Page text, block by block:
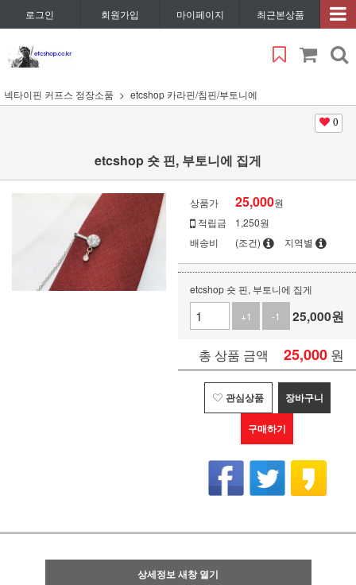
로그인 회원가입 마이페이지 최근본상품
넥타이핀 커프스 정장소품 etcshop 카라핀/침핀/부토니에
0
etcshop 숏 핀, 부토니에 집게
상품가 25,000원
적립금
1,250원
배송비
(조건) 지역별
etcshop 숏 핀, 부토니에 집게
+1
-1 25,000원
총 상품 금액 25,000 원
관심상품 장바구니
구매하기
상세정보 새창 열기